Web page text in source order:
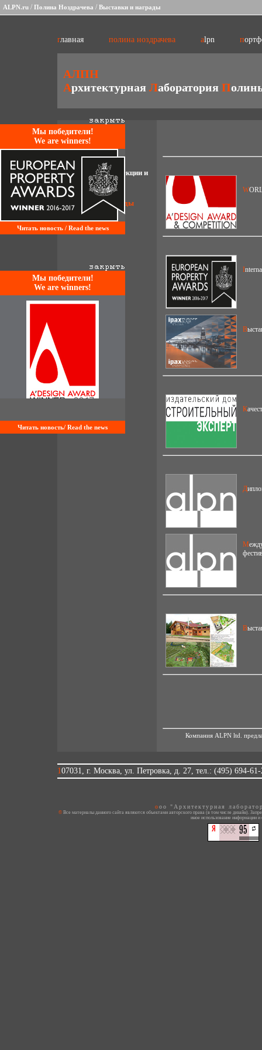
Mы победители!
We are winners!
Читать новость / Read the news
Mы победители!
We are winners!
Читать новость/ Read the news
ALPN.ru / Полина Ноздрачева / Выставки и награды
главная полина ноздрачева alpn
АЛПН
Архитектурная Лаборатория П
биография
труды
мастер-классы, лекции и
интервью
выставки и награды
портфолио
Международная выставка "Деревянное домостроение/Holzhaus", международный
Компания ALPN ltd.
107031, г. Москва, ул. Петровка, д. 27, тел.: (495) 694-
ooo "Архитектурная
© Все материалы данного сайта являются объектами авторского права (в том числе дизайн). Запрещается копирование, распространение (в том числе путем копирования на другие сайты и ресурсы в Интернете) или любое
иное использование информации и